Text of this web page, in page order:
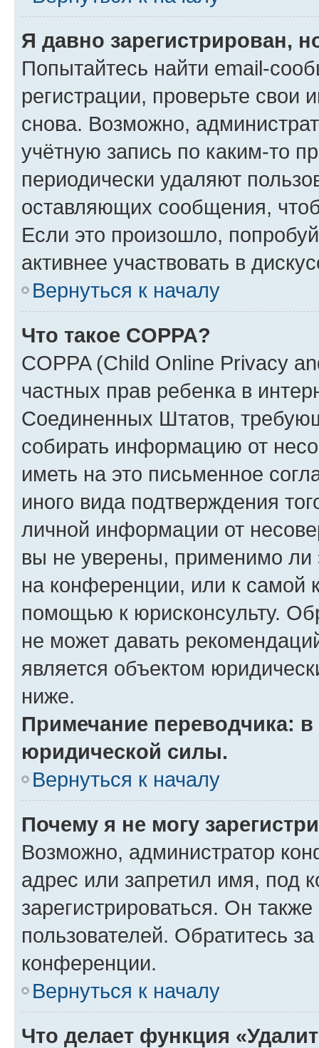
Я давно зарегистрирован,
Попытайтесь найти email-
регистрации, проверьте свои
снова. Возможно,
учётную запись по каким-то
периодически удаляют
оставляющих сообщения,
Если это произошло,
активнее участвовать в
Вернуться к началу
Что такое COPPA?
COPPA (Child Online Privacy
частных прав ребенка в
Соединенных Штатов,
собирать информацию от
иметь на это письменное
иного вида подтверждения
личной информации от
вы не уверены, применимо ли
на конференции, или к самой
помощью к юрисконсульту.
не может давать
является объектом
ниже.
Примечание переводчика:
юридической силы.
Вернуться к началу
Почему я не могу
Возможно, администратор
адрес или запретил имя, под
зарегистрироваться. Он
пользователей. Обратитесь
конференции.
Вернуться к началу
Что делает функция